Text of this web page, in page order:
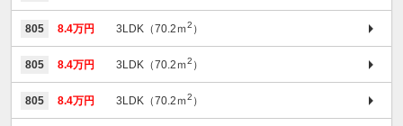
805 8.4万円 3LDK（70.2ｍ2 ）
805 8.4万円 3LDK（70.2ｍ2 ）
805 8.4万円 3LDK（70.2ｍ2 ）